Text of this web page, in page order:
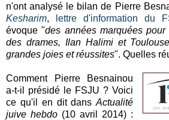
n'ont analysé le bilan de Pierre
Kesharim, lettre d'information du
évoque "des années marquées
des drames, Ilan Halimi et
grandes joies et réussites". Quelles
Comment Pierre Besnainou
a-t-il présidé le FSJU ? Voici
ce qu'il en dit dansActualité
juive hebdo (10 avril 2014) :